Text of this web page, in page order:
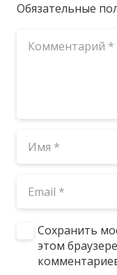
Обязательные
Сохранить
этом